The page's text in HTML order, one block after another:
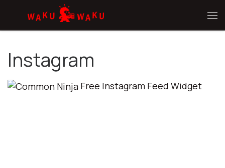
Hoppa till innehåll
Instagram
Free Instagram Feed Widget